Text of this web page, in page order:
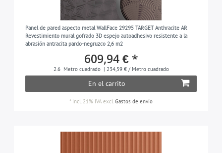
Panel de pared aspecto metal WallFace 29295 TARGET Anthracite AR
Revestimiento mural gofrado 3D espejo autoadhesivo resistente a la
abrasión antracita pardo-negruzco 2,6 m2
609,94 € *
2.6 Metro cuadrado | 234,59 € / Metro cuadrado
En el carrito
* incl. 21% IVA excl.Gastos de envío